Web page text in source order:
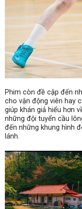
Phim còn đề cập đến
cho vận động viên hay
giúp khán giả hiểu hơn
những đội tuyển cầu
đến những khung hình
lánh.